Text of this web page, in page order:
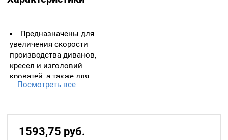
Предназначены для
увеличения скорости
производства диванов,
кресел и изголовий
кроватей, а также для
придания изделиям
Установка в каркас
производится с помощью
устройства для крепежа
Посмотреть все
1593,75 руб.